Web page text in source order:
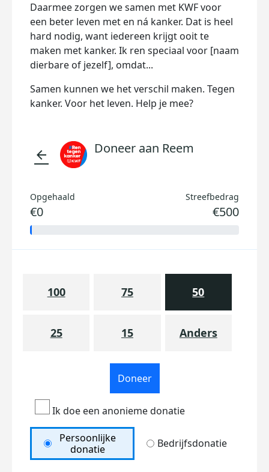
Daarmee zorgen we samen met KWF voor
een beter leven met en ná kanker. Dat is heel
hard nodig, want iedereen krijgt ooit te
maken met kanker. Ik ren speciaal voor [naam
dierbare of jezelf], omdat...
Samen kunnen we het verschil maken. Tegen
kanker. Voor het leven. Help je mee?
arrow_back Doneer aan Reem
Opgehaald
€0
Streefbedrag
€500
100 75 50
25 15 Anders
Doneer
Ik doe een anonieme donatie
Persoonlijke
donatie
Bedrijfsdonatie